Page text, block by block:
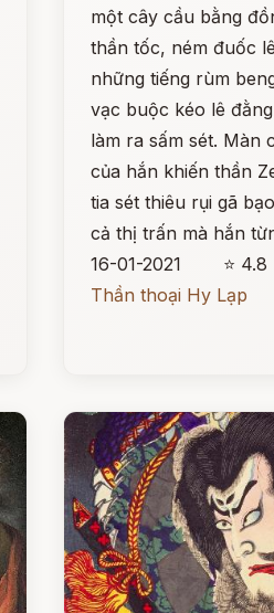
một cây cầu bằng
thần tốc, ném đuốc
những tiếng rùm
vạc buộc kéo lê
làm ra sấm sét. Màn
của hắn khiến thần
tia sét thiêu rụi gã
cả thị trấn mà hắn
16-01-2021
⭐ 4.8
Thần thoại Hy Lạp